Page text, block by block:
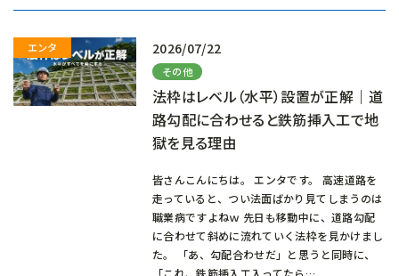
2026/07/22
その他
法枠はレベル（水平）設置が正解｜道
路勾配に合わせると鉄筋挿入工で地
獄を見る理由
皆さんこんにちは。 エンタです。 高速道路を
走っていると、つい法面ばかり見てしまうのは
職業病ですよねｗ 先日も移動中に、道路勾配
に合わせて斜めに流れていく法枠を見かけまし
た。 「あ、勾配合わせだ」と思うと同時に、